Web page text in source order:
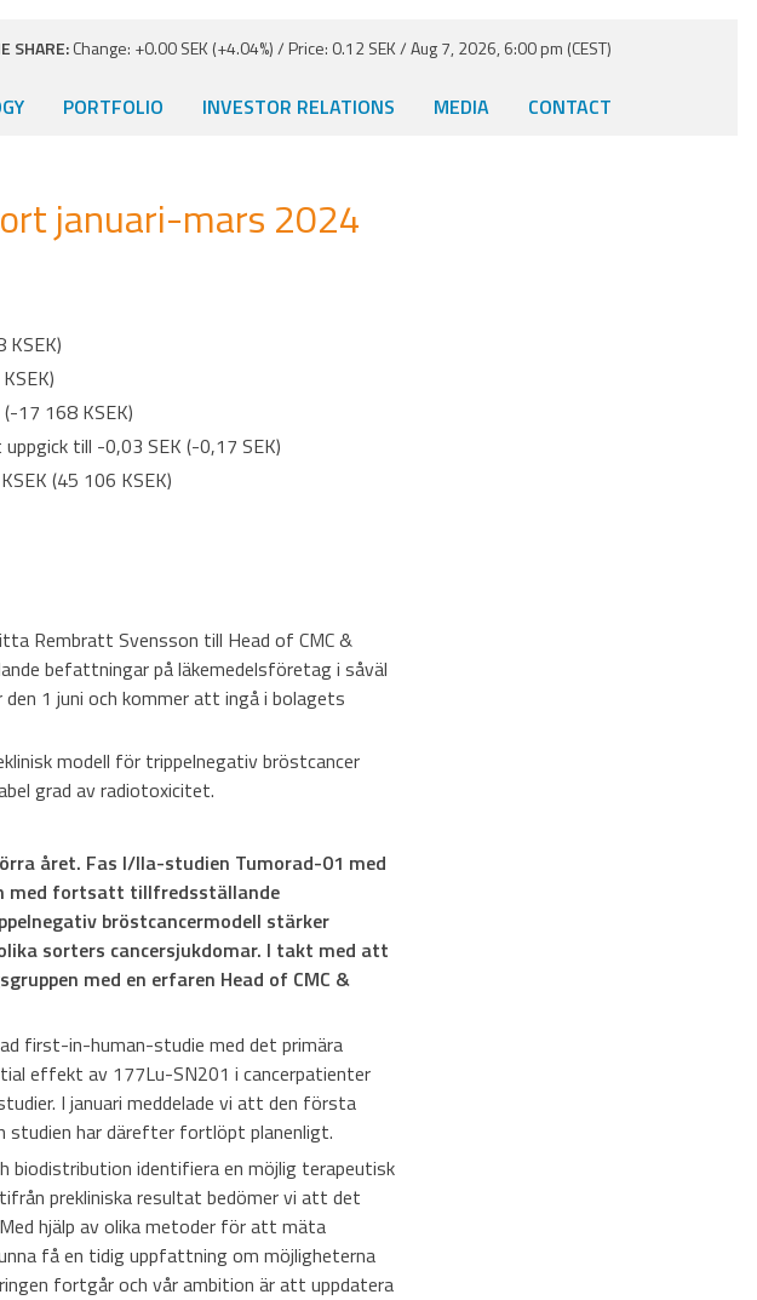
SHARE:Change: +0.00 SEK (+4.04%) / Price: 0.12 SEK / Aug 7, 2026, 6:00 pm (CEST)
PORTFOLIO INVESTOR RELATIONS MEDIA CONTACT
januari-mars 2024
17 168 KSEK)
till -0,03 SEK (-0,17 SEK)
(45 106 KSEK)
Rembratt Svensson till Head of CMC &
befattningar på läkemedelsföretag i såväl
1 juni och kommer att ingå i bolagets
modell för trippelnegativ bröstcancer
grad av radiotoxicitet.
året. Fas I/IIa-studien Tumorad-01 med
med fortsatt tillfredsställande
bröstcancermodell stärker
sorters cancersjukdomar. I takt med att
med en erfaren Head of CMC &
first-in-human-studie med det primära
effekt av 177Lu-SN201 i cancerpatienter
I januari meddelade vi att den första
studien har därefter fortlöpt planenligt.
biodistribution identifiera en möjlig terapeutisk
prekliniska resultat bedömer vi att det
hjälp av olika metoder för att mäta
få en tidig uppfattning om möjligheterna
fortgår och vår ambition är att uppdatera